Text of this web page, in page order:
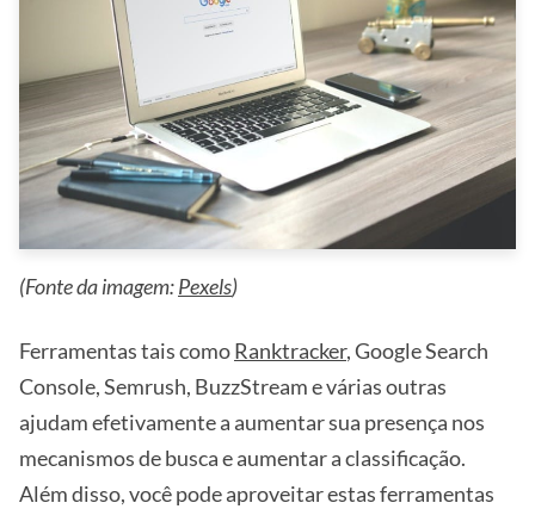
(Fonte da imagem:Pexels)
Ferramentas tais comoRanktracker, Google Search
Console, Semrush, BuzzStream e várias outras
ajudam efetivamente a aumentar sua presença nos
mecanismos de busca e aumentar a classificação.
Além disso, você pode aproveitar estas ferramentas